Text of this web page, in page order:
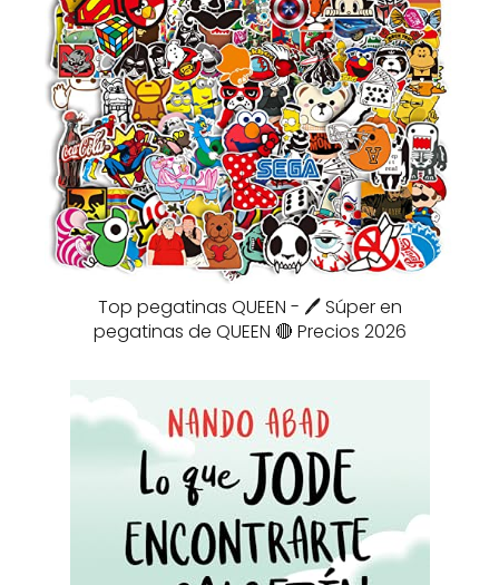
Top pegatinas QUEEN - 🖊️ Súper en
pegatinas de QUEEN 🔴 Precios 2026